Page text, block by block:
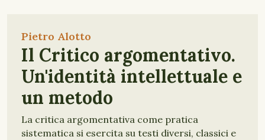
Pietro Alotto
Il Critico argomentativo.
Un'identità intellettuale e
un metodo
La critica argomentativa come pratica
sistematica si esercita su testi diversi, classici e